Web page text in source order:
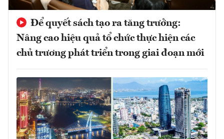
Để quyết sách tạo ra tăng trưởng:
Nâng cao hiệu quả tổ chức thực hiện các
chủ trương phát triển trong giai đoạn mới